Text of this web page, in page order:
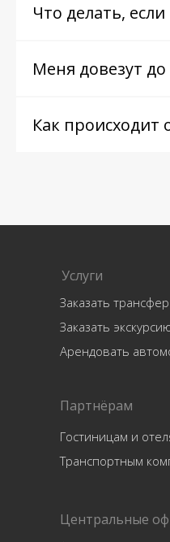
Что делать,
Меня довезут до
Как происходит
Услуги
Центральные
Заказать трансфер
Заказать
Арендовать
Партнёрам
Гостиницам и
Транспортным